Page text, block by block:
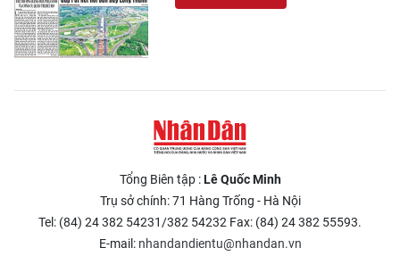
Tổng Biên tập :Lê Quốc Minh
Trụ sở chính: 71 Hàng Trống - Hà Nội
Tel: (84) 24 382 54231/382 54232 Fax: (84) 24 382 55593.
E-mail: nhandandientu@nhandan.vn